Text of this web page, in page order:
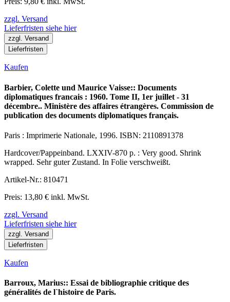
zzgl. Versand
Lieferfristen siehe hier
zzgl. Versand
Lieferfristen
Kaufen
Barbier, Colette und Maurice Vaisse:: Documents
diplomatiques francais : 1960. Tome II, 1er juillet - 31
décembre.. Ministère des affaires étrangères. Commission de
publication des documents diplomatiques français.
Paris : Imprimerie Nationale, 1996. ISBN: 2110891378
Hardcover/Pappeinband. LXXIV-870 p. : Very good. Shrink
wrapped. Sehr guter Zustand. In Folie verschweißt.
Artikel-Nr.: 810471
Preis: 13,80 € inkl. MwSt.
zzgl. Versand
Lieferfristen siehe hier
zzgl. Versand
Lieferfristen
Kaufen
Barroux, Marius:: Essai de bibliographie critique des
généralités de l`histoire de Paris.